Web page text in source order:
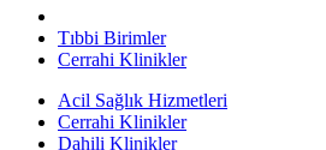
Tıbbi Birimler
Cerrahi Klinikler
Acil Sağlık Hizmetleri
Cerrahi Klinikler
Dahili Klinikler